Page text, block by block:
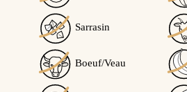
Sarrasin
Boeuf/Veau